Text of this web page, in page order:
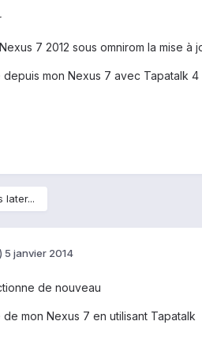
7 2012 sous omnirom la mise
depuis mon Nexus 7 avec Tapatalk 4
later...
5 janvier 2014
de nouveau
de mon Nexus 7 en utilisant Tapatalk